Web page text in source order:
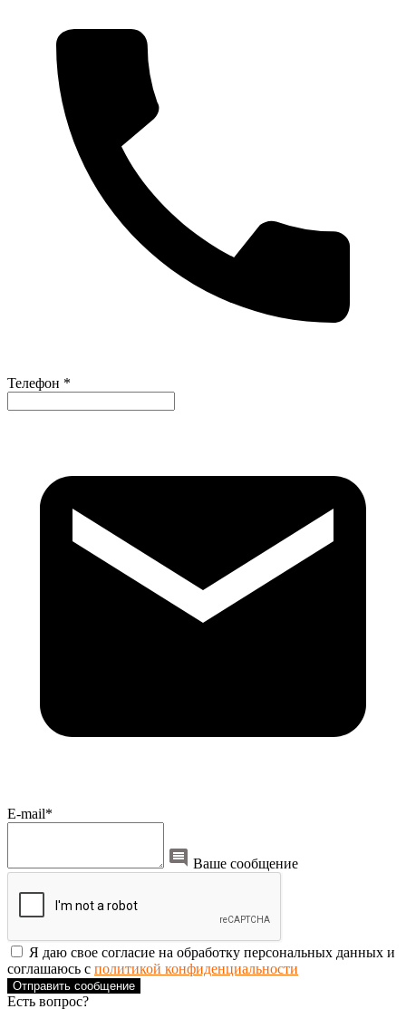
Телефон *
E-mail*
Ваше сообщение
Я даю свое согласие на обработку персональных данных и
соглашаюсь с политикой конфиденциальности
Отправить сообщение
Есть вопрос?